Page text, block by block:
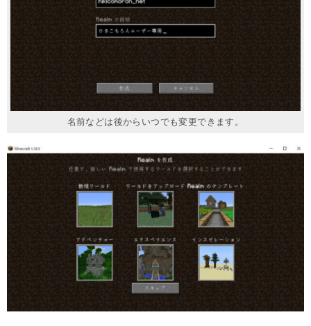
名前などは後からいつでも変更できます。